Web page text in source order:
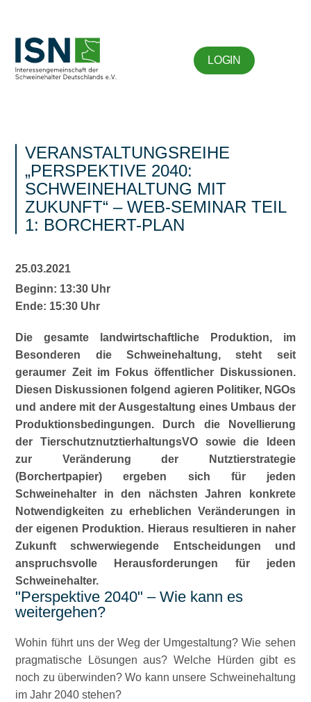
LOGIN
VERANSTALTUNGSREIHE
„PERSPEKTIVE 2040:
SCHWEINEHALTUNG MIT
ZUKUNFT“ – WEB-SEMINAR TEIL
1: BORCHERT-PLAN
25.03.2021
Beginn: 13:30 Uhr
Ende: 15:30 Uhr
Die gesamte landwirtschaftliche Produktion, im
Besonderen die Schweinehaltung, steht seit
geraumer Zeit im Fokus öffentlicher Diskussionen.
Diesen Diskussionen folgend agieren Politiker, NGOs
und andere mit der Ausgestaltung eines Umbaus der
Produktionsbedingungen. Durch die Novellierung
der TierschutznutztierhaltungsVO sowie die Ideen
zur Veränderung der Nutztierstrategie
(Borchertpapier) ergeben sich für jeden
Schweinehalter in den nächsten Jahren konkrete
Notwendigkeiten zu erheblichen Veränderungen in
der eigenen Produktion. Hieraus resultieren in naher
Zukunft schwerwiegende Entscheidungen und
anspruchsvolle Herausforderungen für jeden
Schweinehalter.
Perspektive 2040 – Wie kann es
weitergehen?
Wohin führt uns der Weg der Umgestaltung? Wie sehen
pragmatische Lösungen aus? Welche Hürden gibt es
noch zu überwinden? Wo kann unsere Schweinehaltung
im Jahr 2040 stehen?